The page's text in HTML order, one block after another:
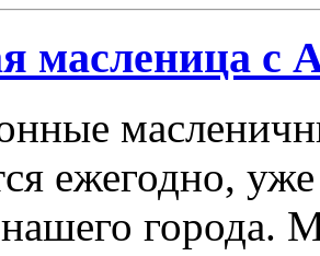
масленица с
ежегодно,
города.